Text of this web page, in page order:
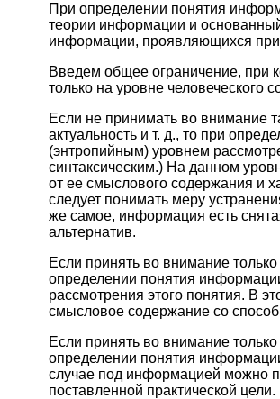
При определении понятия
теории информации и
информации, проявляющихся при
Введем общее ограничение, при
только на уровне человеческого
Если не принимать во внимание
актуальность и т. д., то при
(энтропийным) уровнем
синтаксическим.) На данном
от ее смыслового содержания и
следует понимать меру
же самое, информация есть
альтернатив.
Если принять во внимание
определении понятия
рассмотрения этого понятия. В
смысловое содержание со
Если принять во внимание
определении понятия
случае под информацией можно
поставленной практической цели.